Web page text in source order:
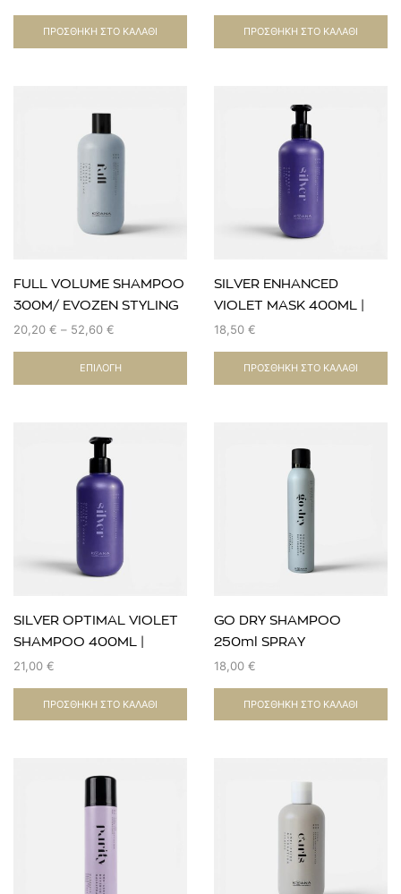
ΠΡΟΣΘΉΚΗ ΣΤΟ ΚΑΛΆΘΙ ΠΡΟΣΘΉΚΗ ΣΤΟ ΚΑΛΆΘΙ
FULL VOLUME SHAMPOO
300Μ/ EVOZEN STYLING
& BLOW DRY
20,20 € – 52,60 €
ΕΠΙΛΟΓΉ
SILVER ENHANCED
VIOLET MASK 400ΜL |
EVOZEN
18,50 €
ΠΡΟΣΘΉΚΗ ΣΤΟ ΚΑΛΆΘΙ
SILVER OPTIMAL VIOLET
SHAMPOO 400ΜL |
EVOZEN
21,00 €
ΠΡΟΣΘΉΚΗ ΣΤΟ ΚΑΛΆΘΙ
GO DRY SHAMPOO
250ml SPRAY
CARE,BLOW DRY &
18,00 €
ΠΡΟΣΘΉΚΗ ΣΤΟ ΚΑΛΆΘΙ